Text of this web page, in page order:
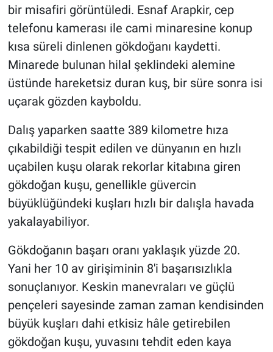
bir misafiri görüntüledi. Esnaf Arapkir, cep
telefonu kamerası ile cami minaresine konup
kısa süreli dinlenen gökdoğanı kaydetti.
Minarede bulunan hilal şeklindeki alemine
üstünde hareketsiz duran kuş, bir süre sonra isi
uçarak gözden kayboldu.
Dalış yaparken saatte 389 kilometre hıza
çıkabildiği tespit edilen ve dünyanın en hızlı
uçabilen kuşu olarak rekorlar kitabına giren
gökdoğan kuşu, genellikle güvercin
büyüklüğündeki kuşları hızlı bir dalışla havada
yakalayabiliyor.
Gökdoğanın başarı oranı yaklaşık yüzde 20.
Yani her 10 av girişiminin 8'i başarısızlıkla
sonuçlanıyor. Keskin manevraları ve güçlü
pençeleri sayesinde zaman zaman kendisinden
büyük kuşları dahi etkisiz hâle getirebilen
gökdoğan kuşu, yuvasını tehdit eden kaya